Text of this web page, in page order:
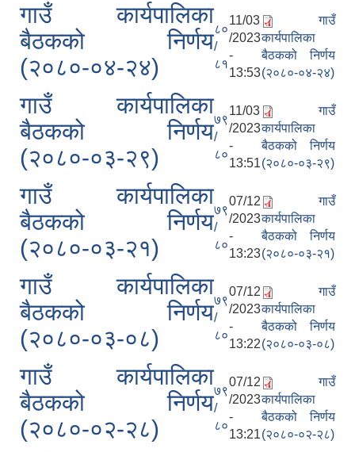
गाउँ कार्यपालिका
बैठकको निर्णय
(२०८०-०४-२४)
८०
/
८१
11/03
/2023
-
13:53
गाउँ
कार्यपालिका
बैठकको निर्णय
(२०८०-०४-२४)
गाउँ कार्यपालिका
बैठकको निर्णय
(२०८०-०३-२९)
७९
/
८०
11/03
/2023
-
13:51
गाउँ
कार्यपालिका
बैठकको निर्णय
(२०८०-०३-२९)
गाउँ कार्यपालिका
बैठकको निर्णय
(२०८०-०३-२१)
७९
/
८०
07/12
/2023
-
13:23
गाउँ
कार्यपालिका
बैठकको निर्णय
(२०८०-०३-२१)
गाउँ कार्यपालिका
बैठकको निर्णय
(२०८०-०३-०८)
७९
/
८०
07/12
/2023
-
13:22
गाउँ
कार्यपालिका
बैठकको निर्णय
(२०८०-०३-०८)
गाउँ कार्यपालिका
बैठकको निर्णय
(२०८०-०२-२८)
७९
/
८०
07/12
/2023
-
13:21
गाउँ
कार्यपालिका
बैठकको निर्णय
(२०८०-०२-२८)